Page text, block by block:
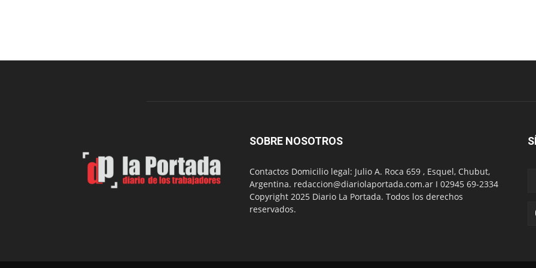
SOBRE NOSOTROS
Contactos Domicilio legal: Julio A. Roca 659 , Esquel, Chubut,
Argentina. redaccion@diariolaportada.com.ar I 02945 69-2334
Copyright 2025 Diario La Portada. Todos los derechos
reservados.